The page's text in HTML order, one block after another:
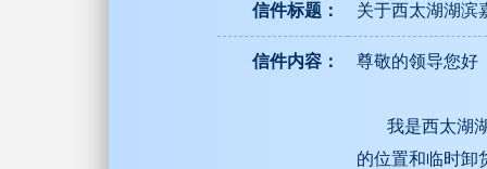
信件标题： 关于西太湖湖滨
信件内容： 尊敬的领导您好
我是西太湖湖
的位置和临时卸